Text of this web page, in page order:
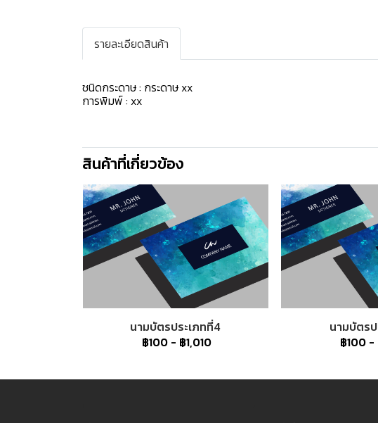
รายละเอียดสินค้า
ชนิดกระดาษ : กระดาษ xx
การพิมพ์ : xx
สินค้าที่เกี่ยวข้อง
นามบัตรประเภทที่4
฿100 - ฿1,010
นามบัตรป
฿100 -